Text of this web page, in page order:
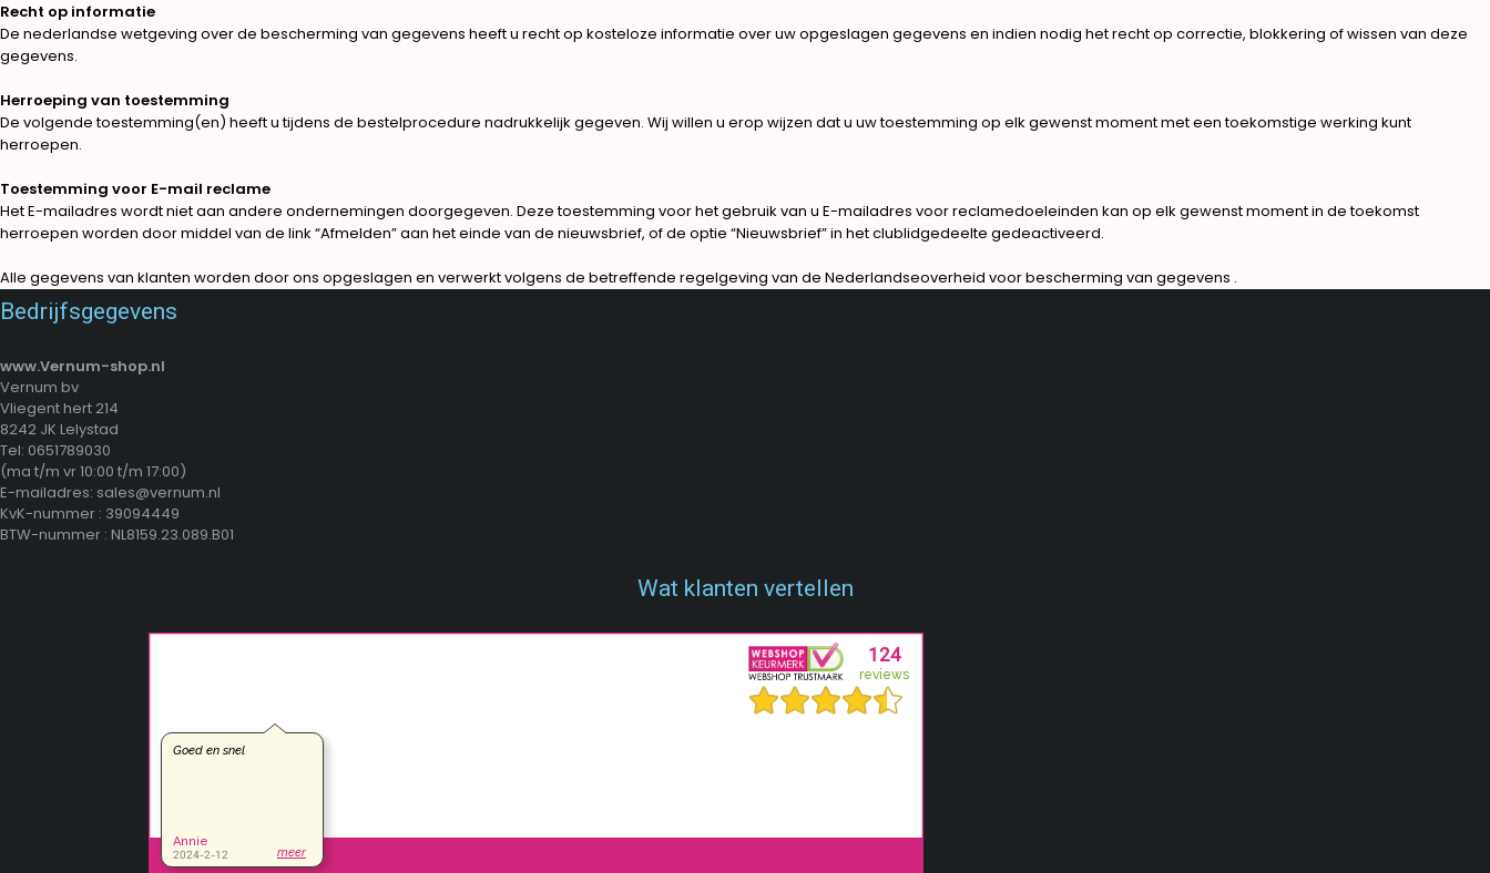
Recht op informatie
De nederlandse wetgeving over de bescherming van gegevens heeft u recht op kosteloze informatie over uw opgeslagen gegevens en indien nodig het recht op correctie, blokkering of wissen van deze
gegevens.
Herroeping van toestemming
De volgende toestemming(en) heeft u tijdens de bestelprocedure nadrukkelijk gegeven. Wij willen u erop wijzen dat u uw toestemming op elk gewenst moment met een toekomstige werking kunt
herroepen.
Toestemming voor E-mail reclame
Het E-mailadres wordt niet aan andere ondernemingen doorgegeven. Deze toestemming voor het gebruik van u E-mailadres voor reclamedoeleinden kan op elk gewenst moment in de toekomst
herroepen worden door middel van de link “Afmelden” aan het einde van de nieuwsbrief, of de optie “Nieuwsbrief” in het clublidgedeelte gedeactiveerd.
Alle gegevens van klanten worden door ons opgeslagen en verwerkt volgens de betreffende regelgeving van de Nederlandseoverheid voor bescherming van gegevens .
Bedrijfsgegevens
www.Vernum-shop.nl
Vernum bv
Vliegent hert 214
8242 JK Lelystad
Tel: 0651789030
(ma t/m vr 10:00 t/m 17:00)
E-mailadres: sales@vernum.nl
KvK-nummer : 39094449
BTW-nummer : NL8159.23.089.B01
Wat klanten vertellen